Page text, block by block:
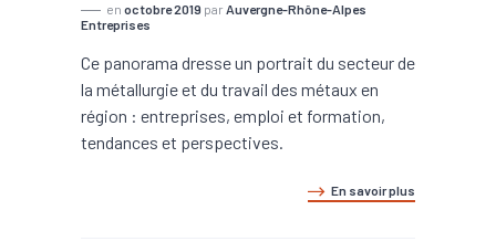
en octobre 2019 par Auvergne-Rhône-Alpes
Entreprises
Ce panorama dresse un portrait du secteur de
la métallurgie et du travail des métaux en
région : entreprises, emploi et formation,
tendances et perspectives.
En savoir plus